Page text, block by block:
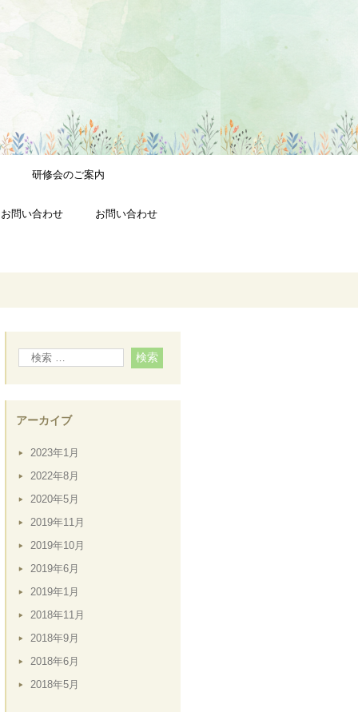
研修会のご案内
お問い合わせ お問い合わせ
アーカイブ
2023年1月
2022年8月
2020年5月
2019年11月
2019年10月
2019年6月
2019年1月
2018年11月
2018年9月
2018年6月
2018年5月